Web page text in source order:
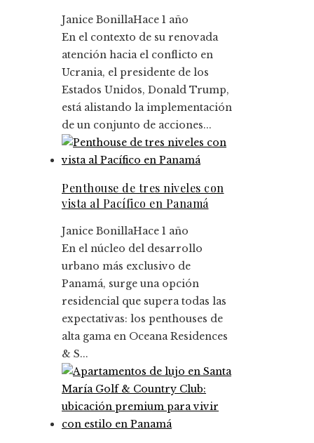
Janice BonillaHace 1 año
En el contexto de su renovada
atención hacia el conflicto en
Ucrania, el presidente de los
Estados Unidos, Donald Trump,
está alistando la implementación
de un conjunto de acciones...
Penthouse de tres niveles con
vista al Pacífico en Panamá
Janice BonillaHace 1 año
En el núcleo del desarrollo
urbano más exclusivo de
Panamá, surge una opción
residencial que supera todas las
expectativas: los penthouses de
alta gama en Oceana Residences
& S...